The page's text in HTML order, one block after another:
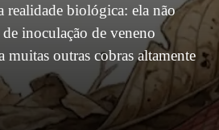
realidade biológica: ela não
inoculação de veneno
muitas outras cobras altamente